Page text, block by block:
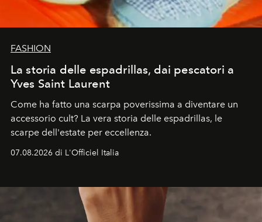
FASHION
La storia delle espadrillas, dai pescatori a
Yves Saint Laurent
Come ha fatto una scarpa poverissima a diventare un
accessorio cult? La vera storia delle espadrillas, le
scarpe dell'estate per eccellenza.
07.08.2026 di L'Officiel Italia